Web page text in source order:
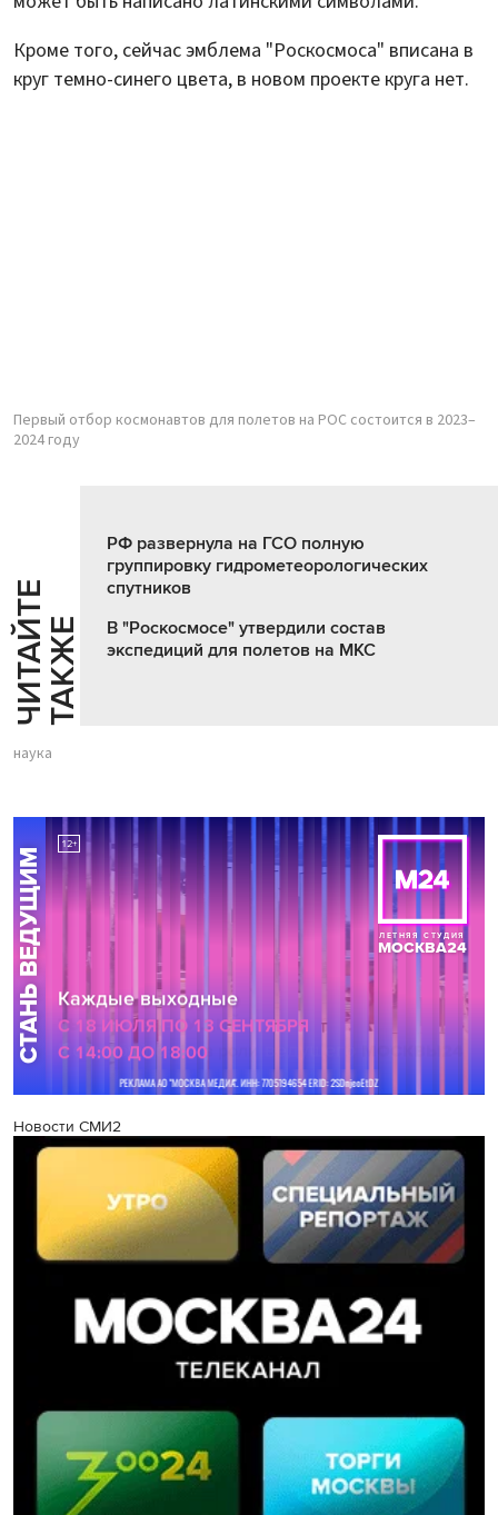
Кроме того, сейчас эмблема "Роскосмоса" вписана в
круг темно-синего цвета, в новом проекте круга нет.
Первый отбор космонавтов для полетов на РОС состоится в 2023–
2024 году
Ч
И
Т
АЙ
Т
Е
Т
А
К
ЖЕ
РФ развернула на ГСО полную
группировку гидрометеорологических
спутников
В "Роскосмосе" утвердили состав
экспедиций для полетов на МКС
наука
Новости СМИ2